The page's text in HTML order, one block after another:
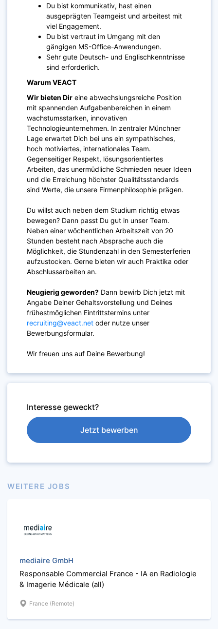
Du bist kommunikativ, hast einen
ausgeprägten Teamgeist und arbeitest mit
viel Engagement.
Du bist vertraut im Umgang mit den
gängigen MS-Office-Anwendungen.
Sehr gute Deutsch- und Englischkenntnisse
sind erforderlich.
Warum VEACT
Wir bieten Dir eine abwechslungsreiche Position
mit spannenden Aufgabenbereichen in einem
wachstumsstarken, innovativen
Technologieunternehmen. In zentraler Münchner
Lage erwartet Dich bei uns ein sympathisches,
hoch motiviertes, internationales Team.
Gegenseitiger Respekt, lösungsorientiertes
Arbeiten, das unermüdliche Schmieden neuer Ideen
und die Erreichung höchster Qualitätsstandards
sind Werte, die unsere Firmenphilosophie prägen.
Du willst auch neben dem Studium richtig etwas
bewegen? Dann passt Du gut in unser Team.
Neben einer wöchentlichen Arbeitszeit von 20
Stunden besteht nach Absprache auch die
Möglichkeit, die Stundenzahl in den Semesterferien
aufzustocken. Gerne bieten wir auch Praktika oder
Abschlussarbeiten an.
Neugierig geworden? Dann bewirb Dich jetzt mit
Angabe Deiner Gehaltsvorstellung und Deines
frühestmöglichen Eintrittstermins unter
recruiting@veact.net oder nutze unser
Bewerbungsformular.
Wir freuen uns auf Deine Bewerbung!
Interesse geweckt?
Jetzt bewerben
WEITERE JOBS
mediaire GmbH
Responsable Commercial France - IA en Radiologie
& Imagerie Médicale (all)
France (Remote)